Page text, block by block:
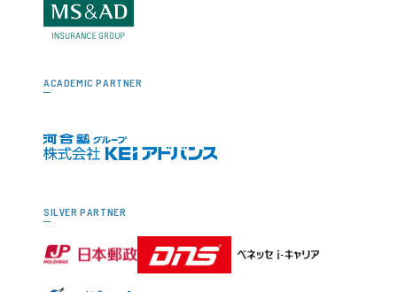
ACADEMIC PARTNER
SILVER PARTNER